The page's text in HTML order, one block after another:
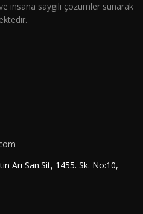
insana saygılı çözümler sunarak
Arı San.Sit, 1455. Sk. No:10,